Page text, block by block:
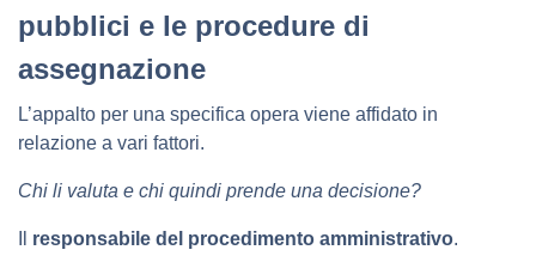
pubblici e le procedure di
assegnazione
L’appalto per una specifica opera viene affidato in
relazione a vari fattori.
Chi li valuta e chi quindi prende una decisione?
responsabile del procedimento amministrativo.